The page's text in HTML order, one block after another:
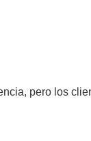
pero los